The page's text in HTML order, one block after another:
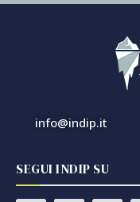
info@indip.it
SEGUI INDIP SU